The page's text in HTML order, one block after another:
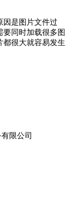
因是图片文件过
要同时加载很多图
都很大就容易发生
限公司